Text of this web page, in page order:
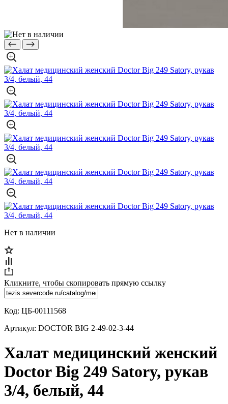
Нет в наличии
Кликните, чтобы скопировать прямую ссылку
Код: ЦБ-00111568
Артикул: DOCTOR BIG 2-49-02-3-44
Халат медицинский женский
Doctor Big 249 Satory, рукав
3/4, белый, 44